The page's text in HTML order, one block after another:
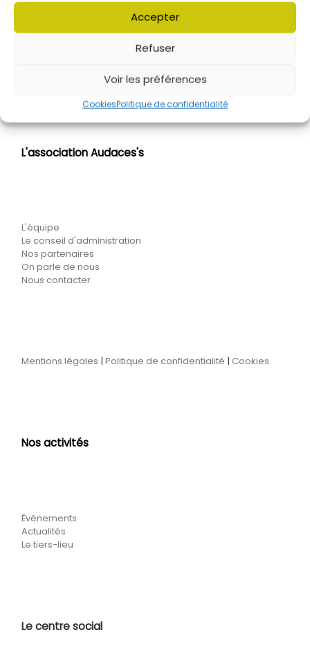
Accepter
Refuser
Voir les préférences
CookiesPolitique de confidentialité
RETOUR À LA LISTE DES
L'association Audaces's
L'équipe
Le conseil d'administration
Nos partenaires
On parle de nous
Nous contacter
Mentions légales |Politique de confidentialité |Cookies
Nos activités
Évènements
Actualités
Le tiers-lieu
Le centre social